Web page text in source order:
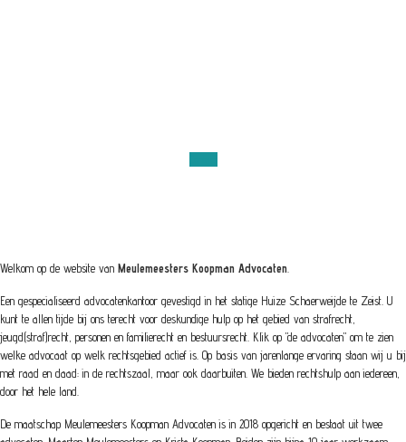
Welkom op de website van Meulemeesters Koopman Advocaten
Een gespecialiseerd advocatenkantoor gevestigd in het statige Huize Schaerweijde te Zeist. U
kunt te allen tijde bij ons terecht voor deskundige hulp op het gebied van strafrecht,
jeugd(straf)recht, personen en familierecht en bestuursrecht. Klik op "de advocaten" om te zien
welke advocaat op welk rechtsgebied actief is. Op basis van jarenlange ervaring staan wij u bij
met raad en daad: in de rechtszaal, maar ook daarbuiten. We bieden rechtshulp aan iedereen,
door het hele land.
De maatschap Meulemeesters Koopman Advocaten is in 2018 opgericht en bestaat uit twee